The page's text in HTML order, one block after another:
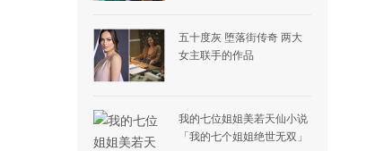
五十度灰 堕落街传奇 两大
女主联手的作品
我的七位姐姐美若天仙小说
「我的七个姐姐绝世无双」